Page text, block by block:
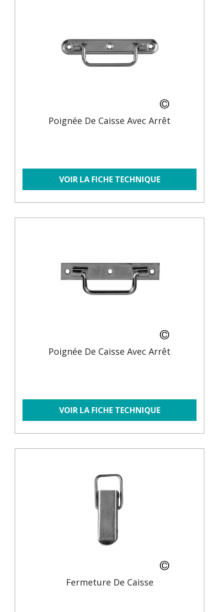
Poignée De Caisse Avec Arrêt
VOIR LA FICHE TECHNIQUE
Poignée De Caisse Avec Arrêt
VOIR LA FICHE TECHNIQUE
Fermeture De Caisse